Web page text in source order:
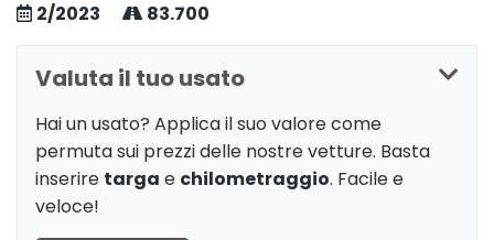
2/2023 83.700
Valuta il tuo usato
Hai un usato? Applica il suo valore come
permuta sui prezzi delle nostre vetture. Basta
inserire targa e chilometraggio. Facile e
veloce!